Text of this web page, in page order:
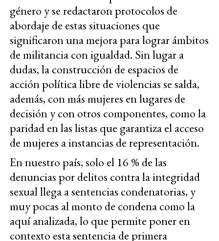
género y se redactaron protocolos de
abordaje de estas situaciones que
significaron una mejora para lograr ámbitos
de militancia con igualdad. Sin lugar a
dudas, la construcción de espacios de
acción política libre de violencias se salda,
además, con más mujeres en lugares de
decisión y con otros componentes, como la
paridad en las listas que garantiza el acceso
de mujeres a instancias de representación.
En nuestro país, solo el 16 % de las
denuncias por delitos contra la integridad
sexual llega a sentencias condenatorias, y
muy pocas al monto de condena como la
aquí analizada, lo que permite poner en
contexto esta sentencia de primera